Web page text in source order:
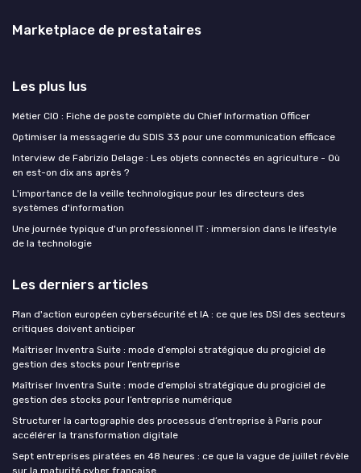
Marketplace de prestataires
Les plus lus
Métier CIO : Fiche de poste complète du Chief Information Officer
Optimiser la messagerie du SDIS 33 pour une communication efficace
Interview de Fabrizio Delage : Les objets connectés en agriculture - Où
en est-on dix ans après ?
L'importance de la veille technologique pour les directeurs des
systèmes d'information
Une journée typique d'un professionnel IT : immersion dans le lifestyle
de la technologie
Les derniers articles
Plan d'action européen cybersécurité et IA : ce que les DSI des secteurs
critiques doivent anticiper
Maîtriser Inventra Suite : mode d’emploi stratégique du progiciel de
gestion des stocks pour l’entreprise
Maîtriser Inventra Suite : mode d’emploi stratégique du progiciel de
gestion des stocks pour l’entreprise numérique
Structurer la cartographie des processus d’entreprise à Paris pour
accélérer la transformation digitale
Sept entreprises piratées en 48 heures : ce que la vague de juillet révèle
sur la maturité cyber française